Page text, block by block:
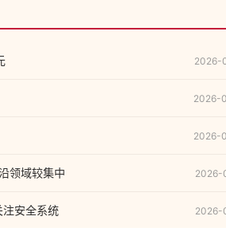
2026-
2026-
2026-
领域较集中 2026-
安全系统 2026-